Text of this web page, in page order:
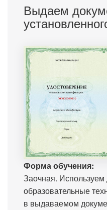
Выдаем
Форма обучения:
Заочная.
образовательные
в выдаваемом